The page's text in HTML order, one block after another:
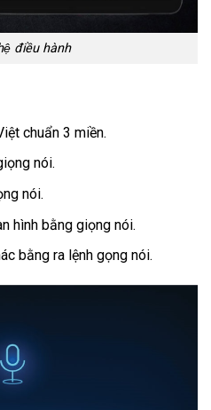
điều hành
chuẩn 3 miền.
nói.
nói.
hình bằng giọng nói.
bằng ra lệnh gọng nói.